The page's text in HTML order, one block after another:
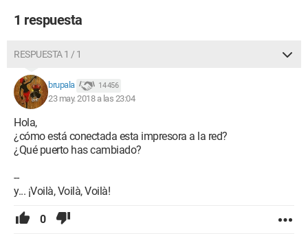
1 respuesta
RESPUESTA 1 / 1
brupala 14 456
23 may. 2018 a las 23:04
Hola,
¿cómo está conectada esta impresora a la red?
¿Qué puerto has cambiado?
--
y... ¡Voilà, Voilà, Voilà!
0